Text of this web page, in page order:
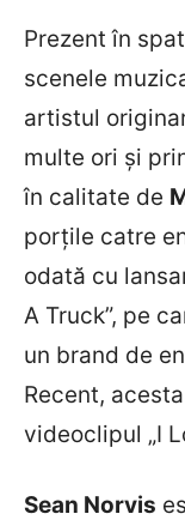
Prezent în
scenele
artistul
multe ori şi
în calitate de
porţile catre
odată cu
A Truck”, pe
un brand de
Recent,
videoclipul „I
Sean Norvis